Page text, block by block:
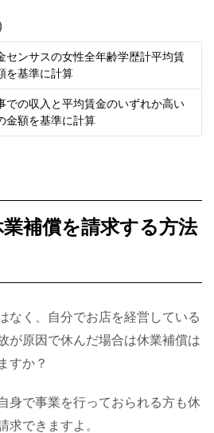
センサスの女性全年齢学歴計平均賃
を基準に計算
での収入と平均賃金のいずれか高い
金額を基準に計算
補償を請求する方法
なく、自分でお店を経営している
が原因で休んだ場合は休業補償は
すか？
身で事業を行っておられる方も休
求できますよ。